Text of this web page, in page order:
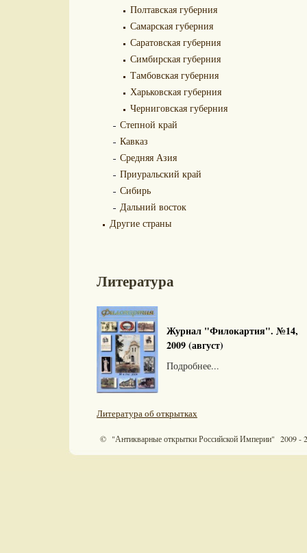
Полтавская губерния
Самарская губерния
Саратовская губерния
Симбирская губерния
Тамбовская губерния
Харьковская губерния
Черниговская губерния
Степной край
Кавказ
Средняя Азия
Приуральский край
Сибирь
Дальний восток
Другие страны
Литература
Журнал "Филокартия". №14,
2009 (август)
Подробнее...
Литература об открытках
© "Антикварные открытки Российской Империи" 2009 -